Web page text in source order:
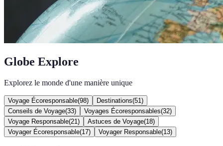
Globe Explore
Explorez le monde d'une manière unique
Voyage Écoresponsable(98) Destinations(51 )
Conseils de Voyage(33) Voyages Écoresponsables(32)
Voyage Responsable(21 ) Astuces de Voyage(18)
Voyager Écoresponsable(17) Voyager Responsable(13)